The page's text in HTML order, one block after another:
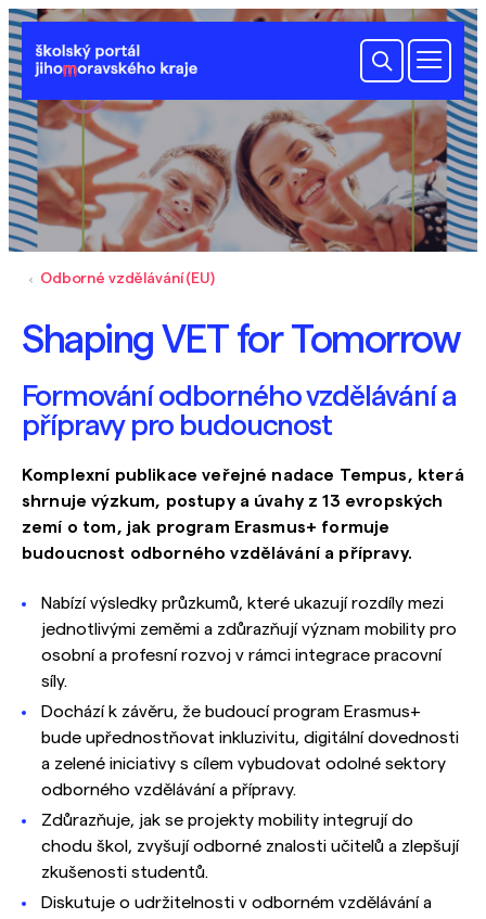
Odborné vzdělávání (EU)
Shaping VET for Tomorrow
Formování odborného vzdělávání a
přípravy pro budoucnost
Komplexní publikace veřejné nadace Tempus, která
shrnuje výzkum, postupy a úvahy z 13 evropských
zemí o tom, jak program Erasmus+ formuje
budoucnost odborného vzdělávání a přípravy.
Nabízí výsledky průzkumů, které ukazují rozdíly mezi
jednotlivými zeměmi a zdůrazňují význam mobility pro
osobní a profesní rozvoj v rámci integrace pracovní
síly.
Dochází k závěru, že budoucí program Erasmus+
bude upřednostňovat inkluzivitu, digitální dovednosti
a zelené iniciativy s cílem vybudovat odolné sektory
odborného vzdělávání a přípravy.
Zdůrazňuje, jak se projekty mobility integrují do
chodu škol, zvyšují odborné znalosti učitelů a zlepšují
zkušenosti studentů.
Diskutuje o udržitelnosti v odborném vzdělávání a